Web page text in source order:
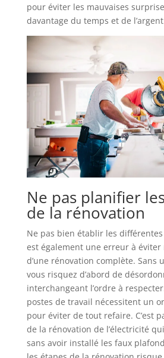
pour éviter les mauvaises
davantage du temps et de
Ne pas planifier
de la rénovation
Ne pas bien établir les
est également une erreur à
d’une rénovation complète. Sans
vous risquez d’abord de
interchangeant l’ordre à
postes de travail nécessitent un
pour éviter de tout refaire. C’est
de la rénovation de l’électricité
sans avoir installé les faux